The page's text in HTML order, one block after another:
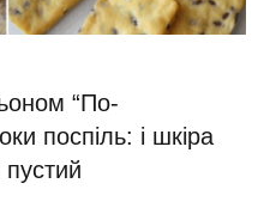
“По-
поспіль: і шкіра
пустий